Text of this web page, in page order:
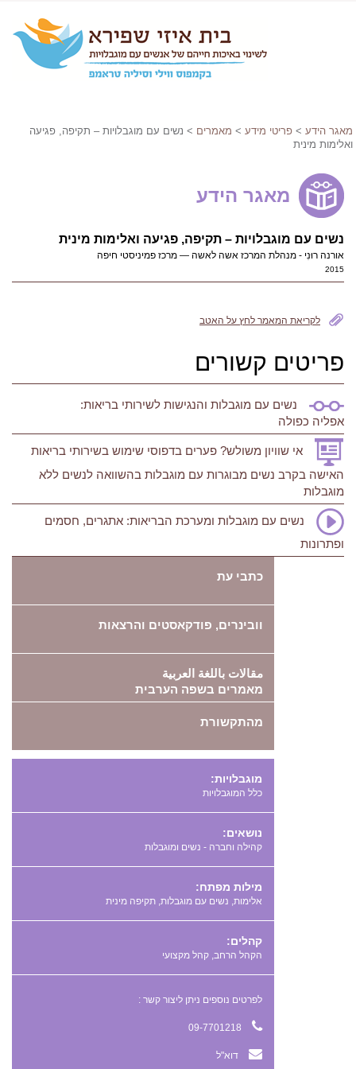
מאגר הידע > פריטי מידע > מאמרים > נשים עם מוגבלויות – תקיפה, פגיעה
ואלימות מינית
מאגר הידע
נשים עם מוגבלויות – תקיפה, פגיעה ואלימות מינית
אורנה רוּנִי - מנהלת המרכז אשה לאשה — מרכז פמיניסטי חיפה
2015
לקריאת המאמר לחץ על האטב
פריטים קשורים
נשים עם מוגבלות והנגישות לשירותי בריאות:
אפליה כפולה
אי שוויון משולש? פערים בדפוסי שימוש בשירותי בריאות
האישה בקרב נשים מבוגרות עם מוגבלות בהשוואה לנשים ללא
מוגבלות
נשים עם מוגבלות ומערכת הבריאות: אתגרים, חסמים
ופתרונות
כתבי עת
וובינרים, פודקאסטים והרצאות
مقالات باللغة العربية
מאמרים בשפה הערבית
מהתקשורת
מוגבלויות:
כלל המוגבלויות
נושאים:
קהילה וחברה - נשים ומוגבלות
מילות מפתח:
,
,
קהלים:
הקהל הרחב, קהל מקצועי
לפרטים נוספים ניתן ליצור קשר :
דוא"ל